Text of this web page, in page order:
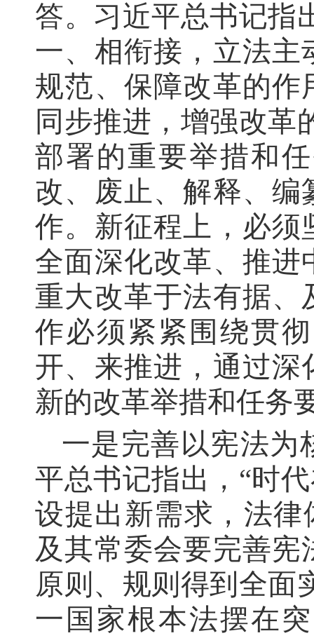
答。习近平总书记指
一、相衔接，立法
规范、保障改革的
同步推进，增强改革
部署的重要举措和
改、废止、解释、
作。新征程上，必须
全面深化改革、推
重大改革于法有据
作必须紧紧围绕贯
开、来推进，通过
新的改革举措和任务
一是完善以宪法为
平总书记指出，“时
设提出新需求，法律
及其常委会要完善
原则、规则得到全面
一国家根本法摆在